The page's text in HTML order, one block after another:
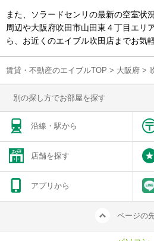
また、ソラードセンリの最新の空室状
周辺や大阪府吹田市山田東４丁目エリ
ら、お近くのエイブル吹田店までお気
賃貸・不動産のエイブルTOP > 大阪府 >
別の探し方でお部屋を探す
沿線・駅から
店舗を探す
アプリから
ページの